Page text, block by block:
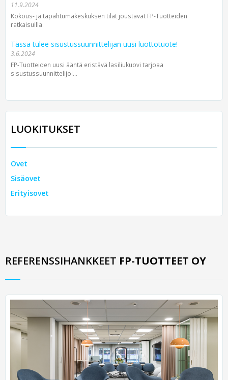
11.9.2024
Kokous- ja tapahtumakeskuksen tilat joustavat FP-Tuotteiden
ratkaisuilla.
Tässä tulee sisustussuunnittelijan uusi luottotuote!
3.6.2024
FP-Tuotteiden uusi ääntä eristävä lasiliukuovi tarjoaa
sisustussuunnittelijoi...
LUOKITUKSET
Ovet
Sisäovet
Erityisovet
REFERENSSIHANKKEET FP-TUOTTEET OY